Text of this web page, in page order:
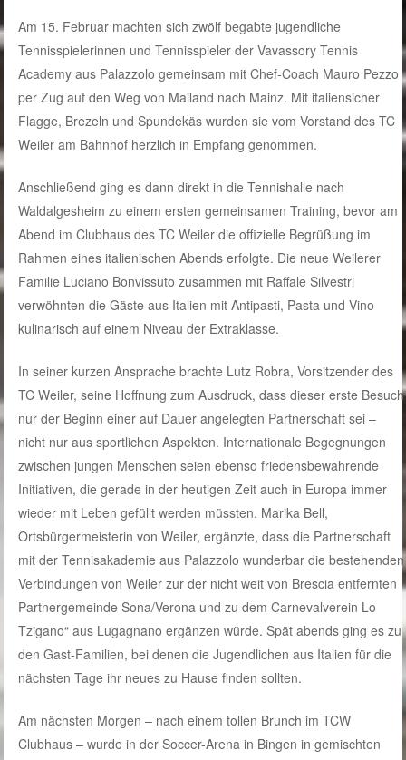
Am 15. Februar machten sich zwölf begabte jugendliche
Tennisspielerinnen und Tennisspieler der Vavassory Tennis
Academy aus Palazzolo gemeinsam mit Chef-Coach Mauro Pezzo
per Zug auf den Weg von Mailand nach Mainz. Mit italiensicher
Flagge, Brezeln und Spundekäs wurden sie vom Vorstand des TC
Weiler am Bahnhof herzlich in Empfang genommen.
Anschließend ging es dann direkt in die Tennishalle nach
Waldalgesheim zu einem ersten gemeinsamen Training, bevor am
Abend im Clubhaus des TC Weiler die offizielle Begrüßung im
Rahmen eines italienischen Abends erfolgte. Die neue Weilerer
Familie Luciano Bonvissuto zusammen mit Raffale Silvestri
verwöhnten die Gäste aus Italien mit Antipasti, Pasta und Vino
kulinarisch auf einem Niveau der Extraklasse.
In seiner kurzen Ansprache brachte Lutz Robra, Vorsitzender des
TC Weiler, seine Hoffnung zum Ausdruck, dass dieser erste Besuch
nur der Beginn einer auf Dauer angelegten Partnerschaft sei –
nicht nur aus sportlichen Aspekten. Internationale Begegnungen
zwischen jungen Menschen seien ebenso friedensbewahrende
Initiativen, die gerade in der heutigen Zeit auch in Europa immer
wieder mit Leben gefüllt werden müssten. Marika Bell,
Ortsbürgermeisterin von Weiler, ergänzte, dass die Partnerschaft
mit der Tennisakademie aus Palazzolo wunderbar die bestehenden
Verbindungen von Weiler zur der nicht weit von Brescia entfernten
Partnergemeinde Sona/Verona und zu dem Carnevalverein Lo
Tzigano“ aus Lugagnano ergänzen würde. Spät abends ging es zu
den Gast-Familien, bei denen die Jugendlichen aus Italien für die
nächsten Tage ihr neues zu Hause finden sollten.
Am nächsten Morgen – nach einem tollen Brunch im TCW
Clubhaus – wurde in der Soccer-Arena in Bingen in gemischten